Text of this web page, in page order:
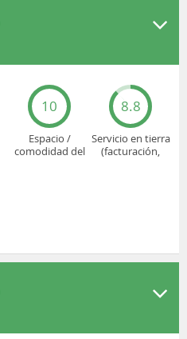
10
Espacio /
comodidad del
8.8
Servicio en tierra
(facturación,